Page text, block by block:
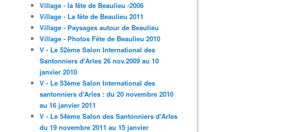
Village - la fête de Beaulieu -2006
Village - La fête de Beaulieu 2011
Village - Paysages autour de Beaulieu
Village - Photos Fête de Beaulieu 2010
V - Le 52ème Salon International des
Santonniers d'Arles 26 nov.2009 au 10
janvier 2010
V - Le 53ème Salon International des
santonniers d'Arles : du 20 novembre 2010
au 16 janvier 2011
V - Le 54ème Salon des Santonniers d'Arles
du 19 novembre 2011 au 15 janvier